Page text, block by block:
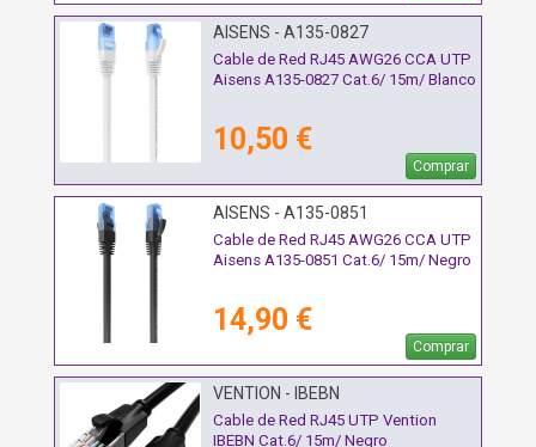
AISENS - A135-0827
Cable de Red RJ45 AWG26 CCA UTP
Aisens A135-0827 Cat.6/ 15m/ Blanco
10,50 €
Comprar
AISENS - A135-0851
Cable de Red RJ45 AWG26 CCA UTP
Aisens A135-0851 Cat.6/ 15m/ Negro
14,90 €
Comprar
VENTION - IBEBN
Cable de Red RJ45 UTP Vention
IBEBN Cat.6/ 15m/ Negro